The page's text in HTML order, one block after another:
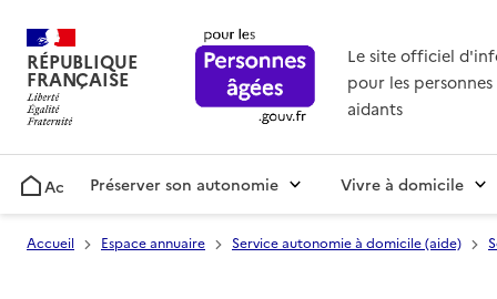
RÉPUBLIQUE
FRANÇAISE
Le site officiel
pour les personnes
aidants
AccueilPréserver son autonomie Vivre à domicile
Accueil Espace annuaire Service autonomie à domicile (aide)